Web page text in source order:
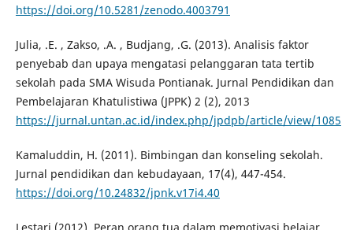
https://doi.org/10.5281/zenodo.4003791
Julia, .E. , Zakso, .A. , Budjang, .G. (2013). Analisis faktor
penyebab dan upaya mengatasi pelanggaran tata tertib
sekolah pada SMA Wisuda Pontianak. Jurnal Pendidikan dan
Pembelajaran Khatulistiwa (JPPK) 2 (2), 2013
https://jurnal.untan.ac.id/index.php/jpdpb/article/view/1085
Kamaluddin, H. (2011). Bimbingan dan konseling sekolah.
Jurnal pendidikan dan kebudayaan, 17(4), 447-454.
https://doi.org/10.24832/jpnk.v17i4.40